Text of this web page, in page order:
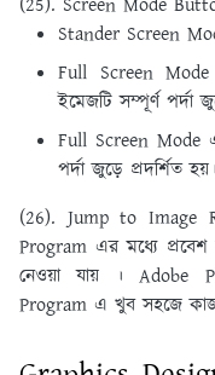
Stander Screen
Full Screen
ইমেজটি সম্পূর্ণ পর্দা
Full Screen Mode এ
পর্দা জুড়ে প্রদর্শিত হয়।
(26). Jump to Image
Program এর মধ্যে প্রবেশ
নেওয়া যায় । Adobe
Program এ খুব সহজে